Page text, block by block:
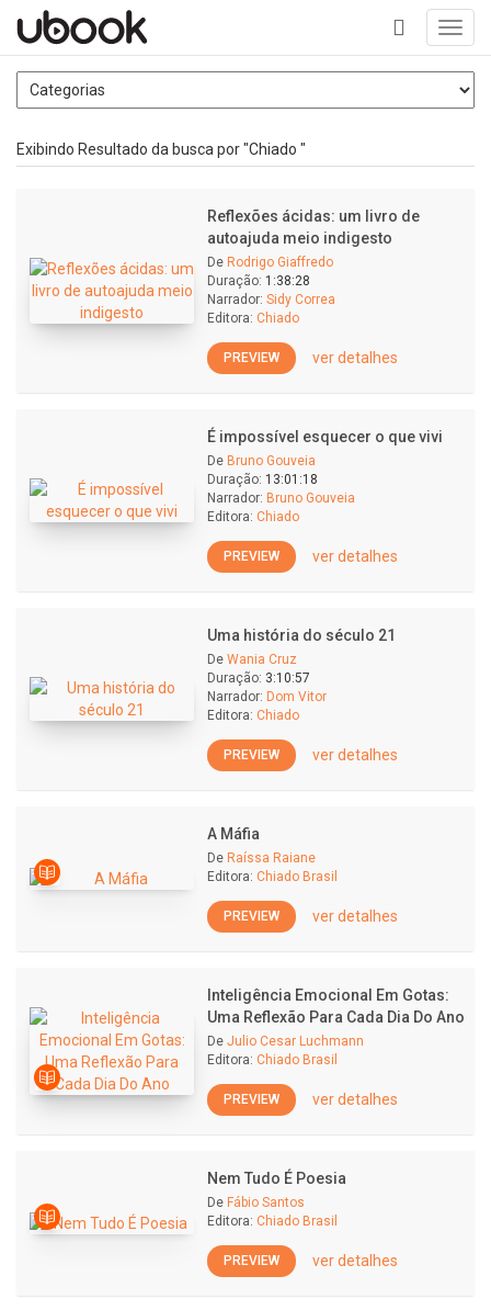
+
Exibindo Resultado da busca por "Chiado "
Reflexões ácidas: um livro de
autoajuda meio indigesto
De Rodrigo Giaffredo
Duração: 1:38:28
Narrador: Sidy Correa
Editora: Chiado
PREVIEW ver detalhes
É impossível esquecer o que vivi
De Bruno Gouveia
Duração: 13:01:18
Narrador: Bruno Gouveia
Editora: Chiado
PREVIEW ver detalhes
Uma história do século 21
De Wania Cruz
Duração: 3:10:57
Narrador: Dom Vitor
Editora: Chiado
PREVIEW ver detalhes
A Máfia
De Raíssa Raiane
Editora: Chiado Brasil
PREVIEW ver detalhes
Inteligência Emocional Em Gotas:
Uma Reflexão Para Cada Dia Do Ano
De Julio Cesar Luchmann
Editora: Chiado Brasil
PREVIEW ver detalhes
Nem Tudo É Poesia
De Fábio Santos
Editora: Chiado Brasil
PREVIEW ver detalhes